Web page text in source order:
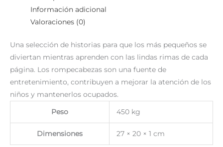
Información adicional
Valoraciones (0)
Una selección de historias para que los más pequeños se
diviertan mientras aprenden con las lindas rimas de cada
página. Los rompecabezas son una fuente de
entretenimiento, contribuyen a mejorar la atención de los
niños y mantenerlos ocupados.
Peso 450 kg
Dimensiones 27 × 20 × 1 cm